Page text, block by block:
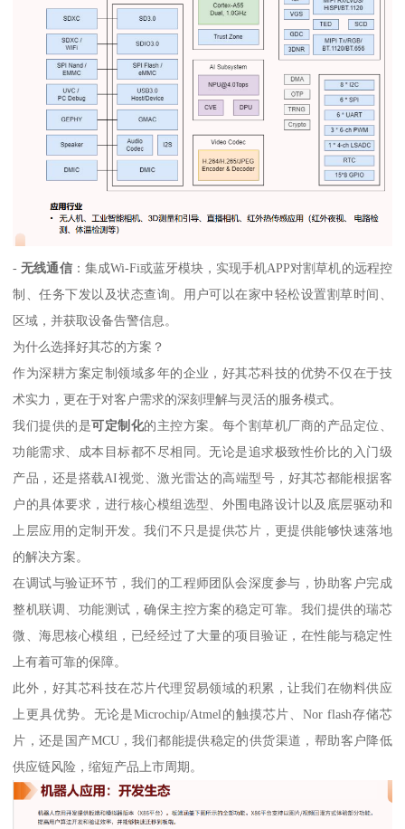
-无线通信：集成Wi-Fi或蓝牙模块，实现手机APP对割草机的远程控
制、任务下发以及状态查询。用户可以在家中轻松设置割草时间、
区域，并获取设备告警信息。
为什么选择好其芯的方案？
作为深耕方案定制领域多年的企业，好其芯科技的优势不仅在于技
术实力，更在于对客户需求的深刻理解与灵活的服务模式。
我们提供的是可定制化的主控方案。每个割草机厂商的产品定位、
功能需求、成本目标都不尽相同。无论是追求极致性价比的入门级
产品，还是搭载AI视觉、激光雷达的高端型号，好其芯都能根据客
户的具体要求，进行核心模组选型、外围电路设计以及底层驱动和
上层应用的定制开发。我们不只是提供芯片，更提供能够快速落地
的解决方案。
在调试与验证环节，我们的工程师团队会深度参与，协助客户完成
整机联调、功能测试，确保主控方案的稳定可靠。我们提供的瑞芯
微、海思核心模组，已经经过了大量的项目验证，在性能与稳定性
上有着可靠的保障。
此外，好其芯科技在芯片代理贸易领域的积累，让我们在物料供应
上更具优势。无论是Microchip/Atmel的触摸芯片、Nor flash存储芯
片，还是国产MCU，我们都能提供稳定的供货渠道，帮助客户降低
供应链风险，缩短产品上市周期。